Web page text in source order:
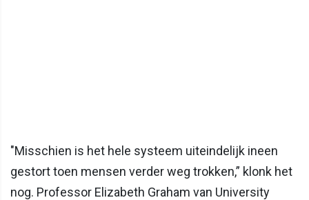
"Misschien is het hele systeem uiteindelijk ineen
gestort toen mensen verder weg trokken,” klonk het
nog. Professor Elizabeth Graham van University